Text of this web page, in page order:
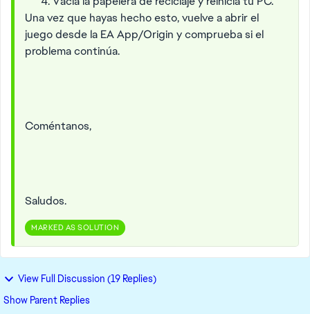
Una vez que hayas hecho esto, vuelve a abrir el
juego desde la EA App/Origin y comprueba si el
problema continúa.
Coméntanos,
Saludos.
MARKED AS SOLUTION
View Full Discussion (19 Replies)
Show Parent Replies